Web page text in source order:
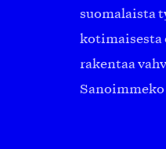
suomalaista
kotimaisesta
rakentaa
Sanoimmeko